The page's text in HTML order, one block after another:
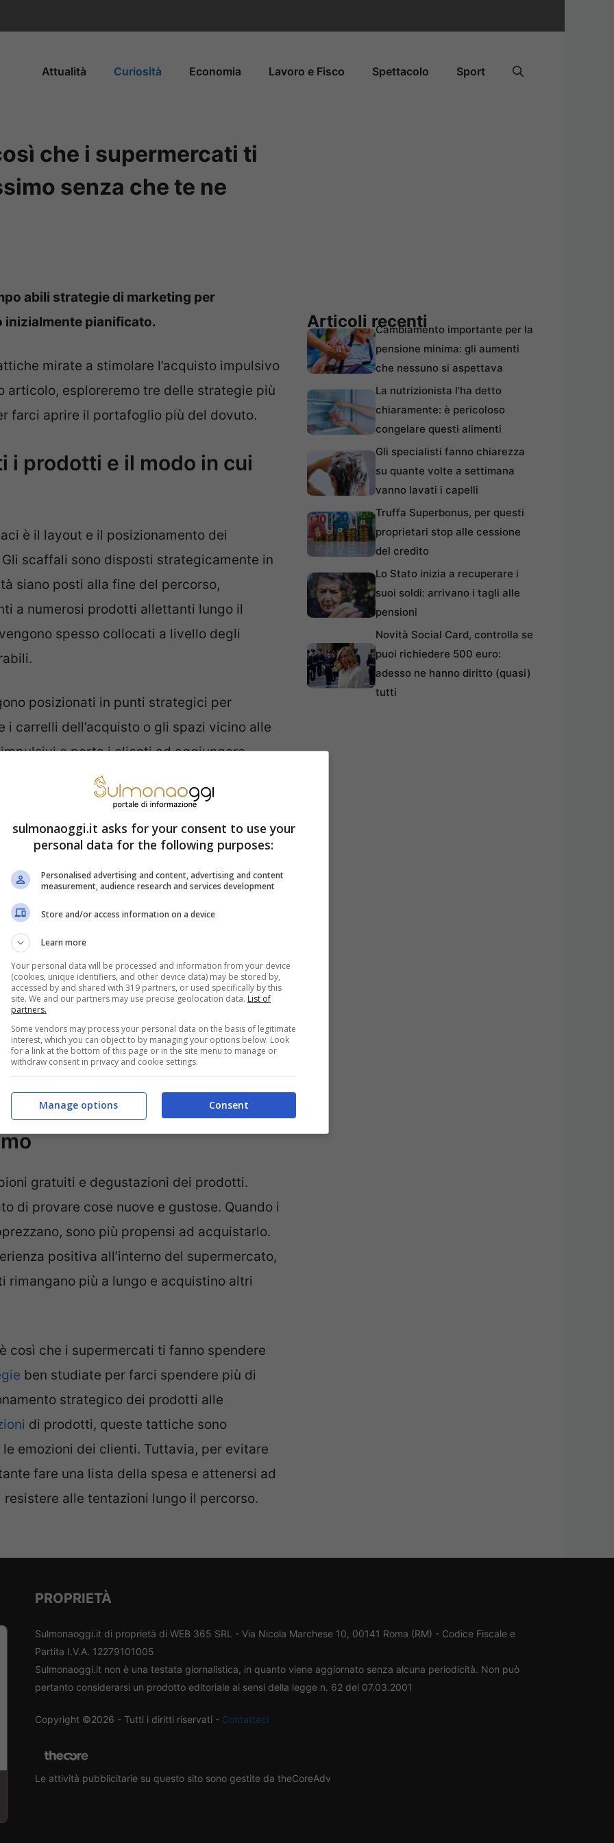
Attualità Curiosità Economia Lavoro e Fisco Spettacolo Sport
che i supermercati ti
senza che te ne
abili strategie di marketing per
inizialmente pianificato.
mirate a stimolare l’acquisto impulsivo
articolo, esploreremo tre delle strategie più
farci aprire il portafoglio più del dovuto.
i prodotti e il modo in cui
è il layout e il posizionamento dei
scaffali sono disposti strategicamente in
siano posti alla fine del percorso,
a numerosi prodotti allettanti lungo il
spesso collocati a livello degli
posizionati in punti strategici per
i carrelli dell’acquisto o gli spazi vicino alle
e porta i clienti ad aggiungere
così la spesa totale.
essere tenuti d’occhio
e sconti per attirare i clienti e far loro
2 e Ottieni il Terzo Gratis” o “Sconti del
occasioni troppo vantaggiose per essere
un senso di urgenza che spinge i
avrebbero fatto altrimenti. Anche quando
il potenziale risparmio convince spesso i
i programmi di fedeltà e le carte sconto
supermercato per ulteriori acquisti,
nel tempo.
che i supermercati ti
gratuiti e degustazioni dei prodotti.
di provare cose nuove e gustose. Quando i
sono più propensi ad acquistarlo.
positiva all’interno del supermercato,
più a lungo e acquistino altri
così che i supermercati ti fanno spendere
ben studiate per farci spendere più di
strategico dei prodotti alle
di prodotti, queste tattiche sono
emozioni dei clienti. Tuttavia, per evitare
fare una lista della spesa e attenersi ad
alle tentazioni lungo il percorso.
Articoli recentiCambiamento importante per la
pensione minima: gli aumenti
che nessuno si aspettava
La nutrizionista l’ha detto
chiaramente: è pericoloso
congelare questi alimenti
Gli specialisti fanno chiarezza
su quante volte a settimana
vanno lavati i capelli
Truffa Superbonus, per questi
proprietari stop alle cessione
del credito
Lo Stato inizia a recuperare i
suoi soldi: arrivano i tagli alle
pensioni
Novità Social Card, controlla se
puoi richiedere 500 euro:
adesso ne hanno diritto (quasi)
tutti
PROPRIETÀ
Sulmonaoggi.it di proprietà di WEB 365 SRL - Via Nicola Marchese 10, 00141 Roma (RM) - Codice Fiscale e
Partita I.V.A. 12279101005
Sulmonaoggi.it non è una testata giornalistica, in quanto viene aggiornato senza alcuna periodicità. Non può
pertanto considerarsi un prodotto editoriale ai sensi della legge n. 62 del 07.03.2001
Copyright ©2026 - Tutti i diritti riservati - Contattaci
Le attività pubblicitarie su questo sito sono gestite da theCoreAdv
sulmonaoggi.it asks for your consent to use your
personal data for the following purposes:
Personalised advertising and content, advertising and content
measurement, audience research and services development
Store and/or access information on a device
Learn more
Your personal data will be processed and information from your device
(cookies, unique identifiers, and other device data) may be stored by,
accessed by and shared with 319 partners, or used specifically by this
site. We and our partners may use precise geolocation data. List of
partners.
Some vendors may process your personal data on the basis of legitimate
interest, which you can object to by managing your options below. Look
for a link at the bottom of this page or in the site menu to manage or
withdraw consent in privacy and cookie settings.
Consent
Manage options